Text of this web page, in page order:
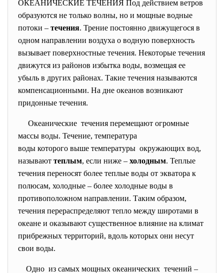
ОКЕАНИЧЕСКИЕ ТЕЧЕНИЯ Под действием ветров
образуются не только волны, но и мощные водные
потоки – течения. Трение постоянно движущегося в
одном направлении воздуха о водную поверхность
вызывает поверхностные течения. Некоторые течения
движутся из районов избытка воды, возмещая ее
убыль в других районах. Такие течения называются
компенсационными. На дне океанов возникают
придонные течения.
Океанические течения перемещают огромные
массы воды. Течение, температура
воды которого выше температуры окружающих вод,
называют теплым, если ниже – холодным. Теплые
течения переносят более теплые воды от экватора к
полюсам, холодные – более холодные воды в
противоположном направлении. Таким образом,
течения перераспределяют тепло между широтами в
океане и оказывают существенное влияние на климат
прибрежных территорий, вдоль которых они несут
свои воды.
Одно из самых мощных океанических течений –